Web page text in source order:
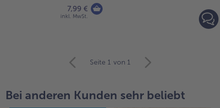
7,99 €
inkl. MwSt.
Übersicht.
Seite 1 von 1
Bei anderen Kunden sehr beliebt